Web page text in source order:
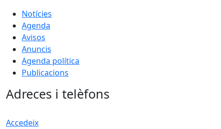
Notícies
Agenda
Avisos
Anuncis
Agenda política
Publicacions
Adreces i telèfons
Accedeix